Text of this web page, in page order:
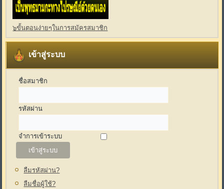
๖ขั้นตอนง่ายๆในการสมัครสมาชิก
เข้าสู่ระบบ
ชื่อสมาชิก
รหัสผ่าน
จำการเข้าระบบ
ลืมรหัสผ่าน?
ลืมชื่อผู้ใช้?